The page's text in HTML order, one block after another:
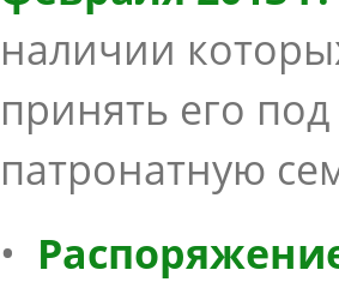
наличии
принять его
патронатную
•